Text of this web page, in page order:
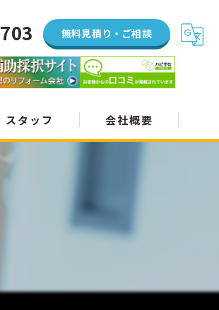
無料見積り・ご相談
スタッフ 会社概要